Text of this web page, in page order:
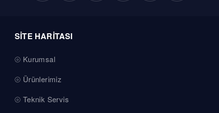
SİTE HARİTASI
Kurumsal
Ürünlerimiz
Teknik Servis